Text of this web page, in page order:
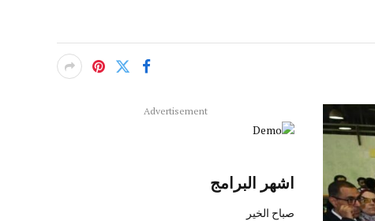
Advertisement
اشهر البرامج
صباح الخير